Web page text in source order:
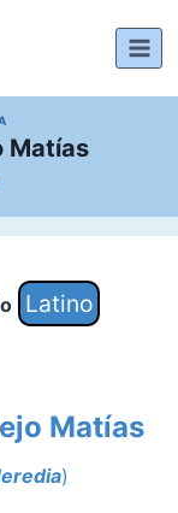
Matías
Latino
Matías
)